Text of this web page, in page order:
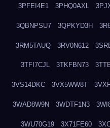
3PFEI4E1 3PHQ0AXL
3QBNPSU7 3QPKYD3H
3RM5TAUQ 3RV0N612
3TFI7CJL 3TKFBN73
3VS14DKC 3VX5WW8T
3WAD8W9N 3WDTF1N3
3WU70G19 3X71FE60